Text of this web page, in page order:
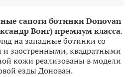
сапоги ботинки Donovan
Вонг) премиум класса.
на западные ботинки со
заостренными, квадратными
кожи реализованы в модели
езды Донован.